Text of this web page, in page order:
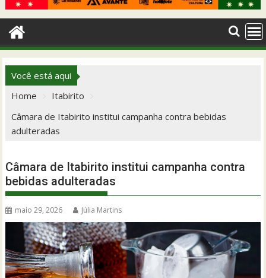
Você está aqui
Home
Itabirito
Câmara de Itabirito institui campanha contra bebidas
adulteradas
Câmara de Itabirito institui campanha contra
bebidas adulteradas
maio 29, 2026 Júlia Martins